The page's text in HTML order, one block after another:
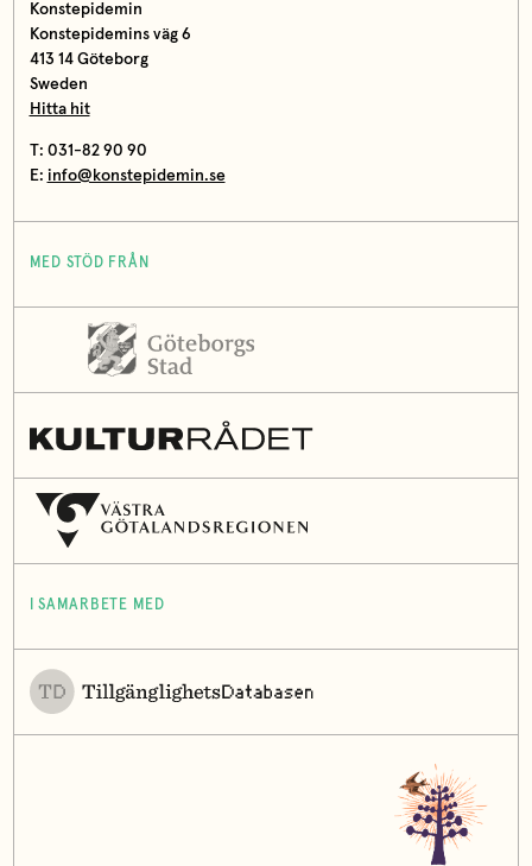
Konstepidemin
Konstepidemins väg 6
413 14 Göteborg
Sweden
Hitta hit
T: 031-82 90 90
E: info@konstepidemin.se
MED STÖD FRÅN
I SAMARBETE MED